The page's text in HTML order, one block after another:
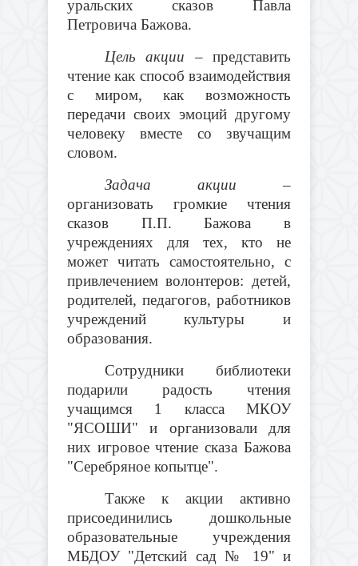
уральских сказов Павла
Петровича Бажова.
Цель акции – представить
чтение как способ взаимодействия
с миром, как возможность
передачи своих эмоций другому
человеку вместе со звучащим
словом.
Задача
акции–
организовать громкие чтения
сказов П.П. Бажова в
учреждениях для тех, кто не
может читать самостоятельно, с
привлечением волонтеров: детей,
родителей, педагогов, работников
учреждений культуры и
образования.
Сотрудники библиотеки
подарили радость чтения
учащимся 1 класса МКОУ
"ЯСОШИ" и организовали для
них игровое чтение сказа Бажова
"Серебряное копытце".
Также к акции активно
присоединились дошкольные
образовательные учреждения
МБДОУ "Детский сад № 19" и